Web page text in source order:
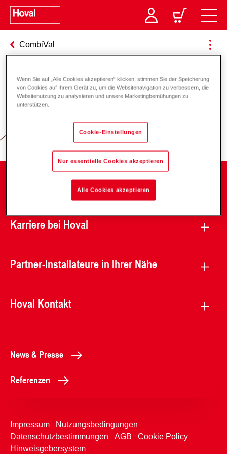
CombiVal
Verantwortung für Energie und
Karriere bei Hoval
Partner-Installateure in Ihrer Nähe
Hoval Kontakt
News & Presse
Referenzen
Impressum
Nutzungsbedingungen
Datenschutzbestimmungen
AGB
Cookie Policy
Hinweisgebersystem
Wenn Sie auf „Alle Cookies akzeptieren“ klicken, stimmen Sie der Speicherung
von Cookies auf Ihrem Gerät zu, um die Websitenavigation zu verbessern, die
Websitenutzung zu analysieren und unsere Marketingbemühungen zu
unterstützen.
Cookie-Einstellungen
Nur essentielle Cookies akzeptieren
Alle Cookies akzeptieren